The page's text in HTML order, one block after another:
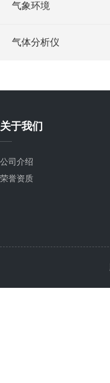
气象环境
气体分析仪
关于我们
公司介绍
荣誉资质